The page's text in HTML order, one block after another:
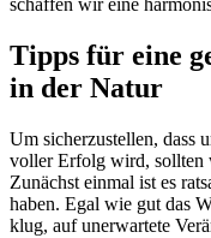
schaffen wir eine
Tipps für eine
in der Natur
Um sicherzustellen, dass
voller Erfolg wird, sollten
Zunächst einmal ist es
haben. Egal wie gut das
klug, auf unerwartete